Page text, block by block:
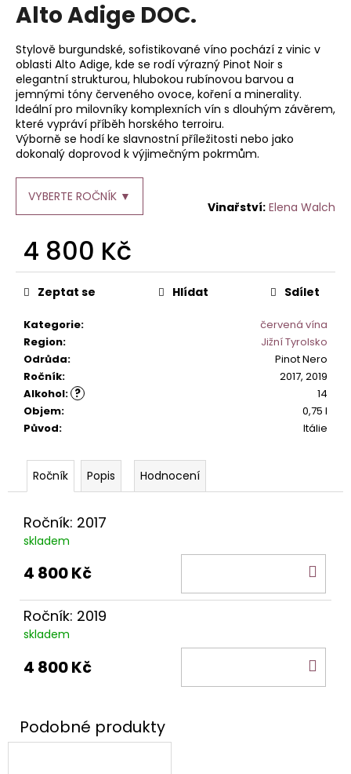
0,0
5
hvězdiček.
Alto Adige DOC.
Stylově burgundské, sofistikované víno pochází z vinic v
oblasti Alto Adige, kde se rodí výrazný Pinot Noir s
elegantní strukturou, hlubokou rubínovou barvou a
jemnými tóny červeného ovoce, koření a minerality.
Ideální pro milovníky komplexních vín s dlouhým závěrem,
které vypráví příběh horského terroiru.
Výborně se hodí ke slavnostní příležitosti nebo jako
dokonalý doprovod k výjimečným pokrmům.
VYBERTE ROČNÍK ▼
Elena Walch
4 800 Kč
Měrná
cena:
Kategorie:
červená vína
Region:
Jižní Tyrolsko
Odrůda:
Pinot Nero
Ročník: 2017, 2019
?
Alkohol:
14
Objem:
0,75 l
Původ: Itálie
Zeptat se Hlídat Sdílet
Popis Hodnocení
Ročník: 2017
skladem
4 800 Kč
Ročník: 2019
skladem
4 800 Kč
a
j
í
t
?
HLEDAT
D
o
p
o
u
č
u
e
m
SERRE
IGP
345